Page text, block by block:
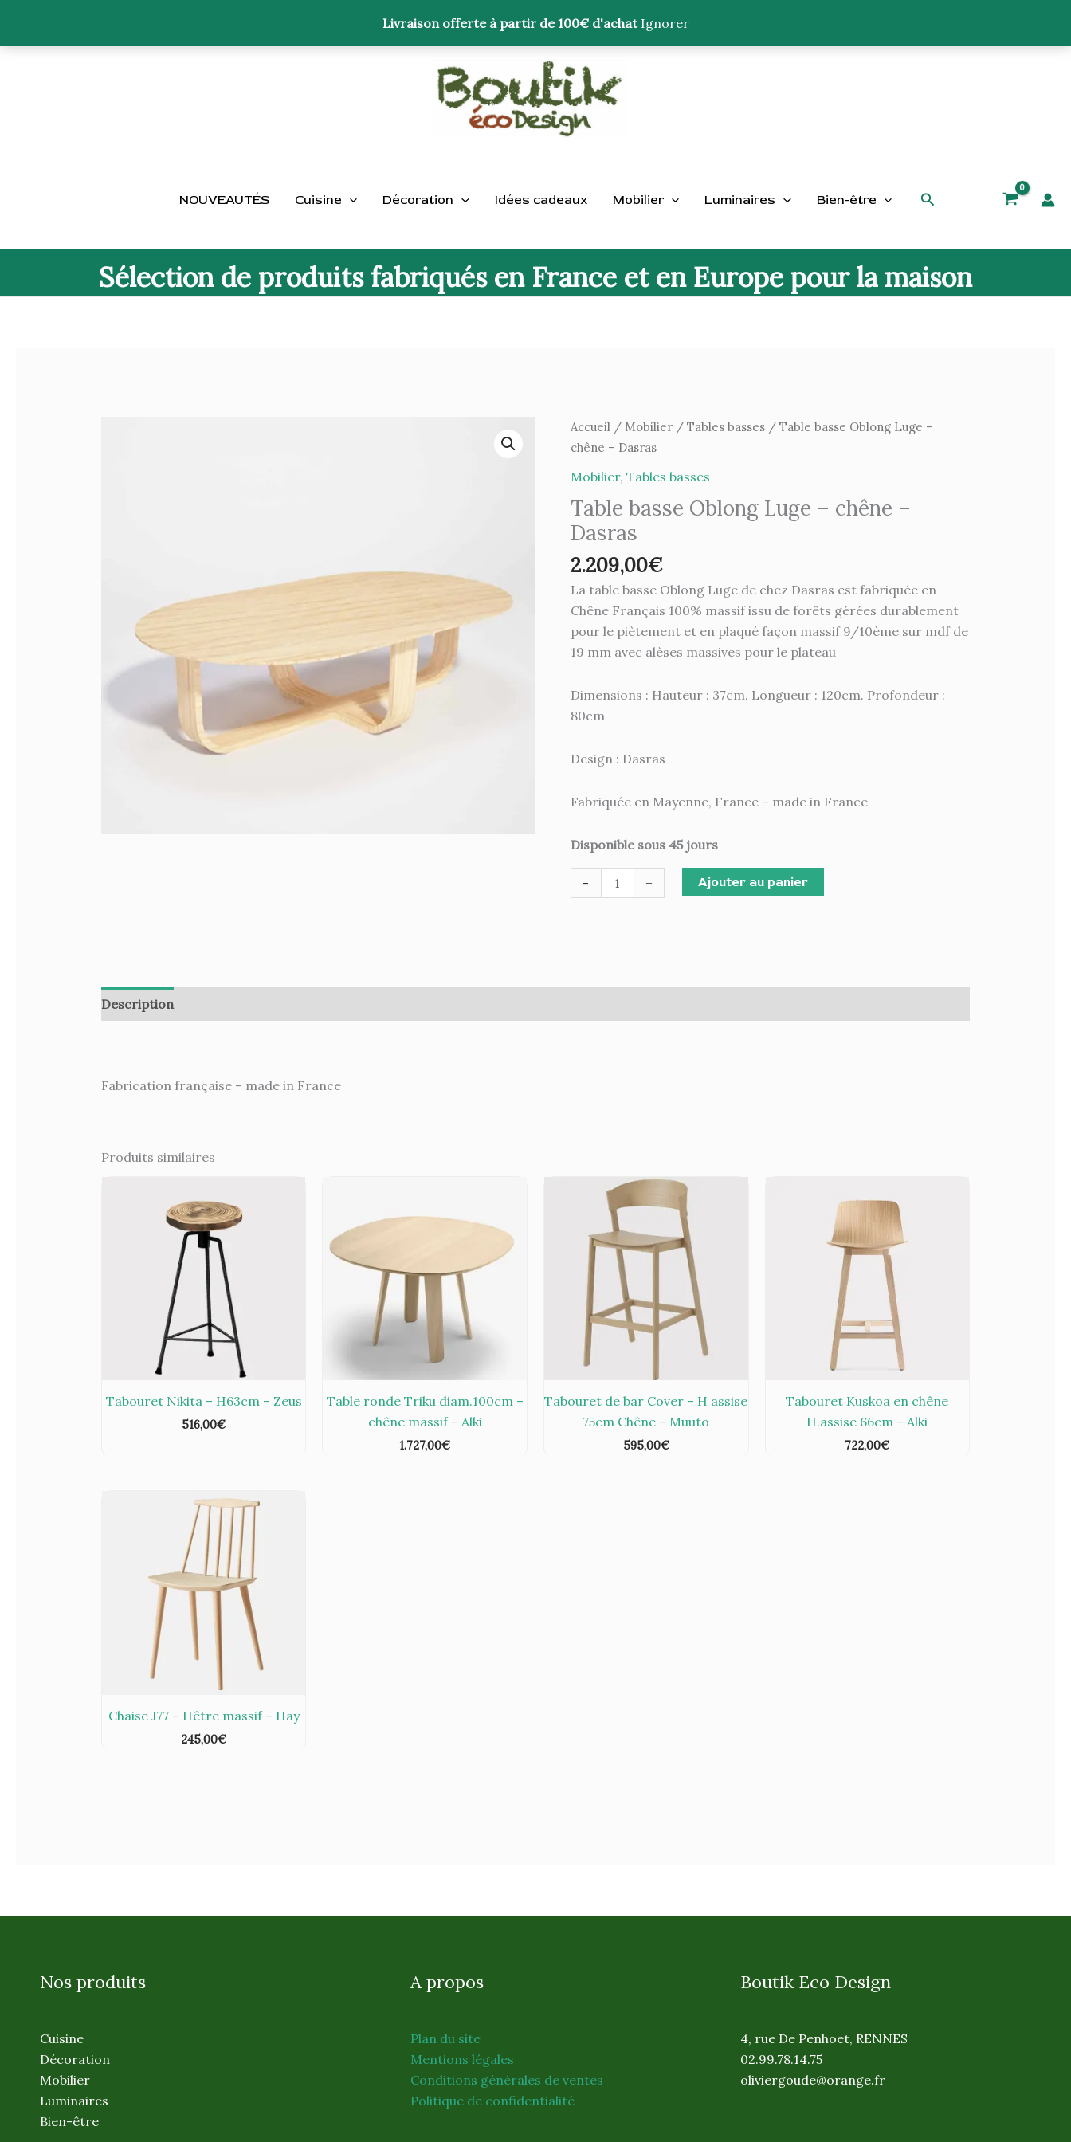
Livraison offerte à partir de 100€ d'achat Ignorer
contenu
NOUVEAUTÉS Cuisine Décoration Idées cadeaux Mobilier Luminaires Bien-être Rechercher
Sélection de produits fabriqués en France et en Europe pour la maison
Accueil/ Mobilier/ Tables basses/ Table basse Oblong Luge –
chêne – Dasras
Mobilier, Tables basses
Table basse Oblong Luge – chêne –
Dasras
2.209,00€
La table basse Oblong Luge de chez Dasras est fabriquée en
Chêne Français 100% massif issu de forêts gérées durablement
pour le piètement et en plaqué façon massif 9/10ème sur mdf de
19 mm avec alèses massives pour le plateau
Dimensions : Hauteur : 37cm. Longueur : 120cm. Profondeur :
80cm
Design : Dasras
Fabriquée en Mayenne, France – made in France
Disponible sous 45 jours
-
quantité
de
Oblong
Luge
chêne
-
Dasras
+ Ajouter au panier
Description
Fabrication française – made in France
Produits similaires
Tabouret Nikita – H63cm – Zeus
516,00€
Table ronde Triku diam.100cm –
chêne massif – Alki
1.727,00€
Tabouret de bar Cover – H assise
75cm Chêne – Muuto
595,00€
Tabouret Kuskoa en chêne
H.assise 66cm – Alki
722,00€
Chaise J77 – Hêtre massif – Hay
245,00€
Nos produits
Cuisine
Décoration
Mobilier
Luminaires
Bien-être
A propos
Plan du site
Mentions légales
Conditions générales de ventes
Politique de confidentialité
Boutik Eco Design
4, rue De Penhoet, RENNES
02.99.78.14.75
oliviergoude@orange.fr